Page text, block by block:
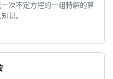
次不定方程的一组特解的算
识。